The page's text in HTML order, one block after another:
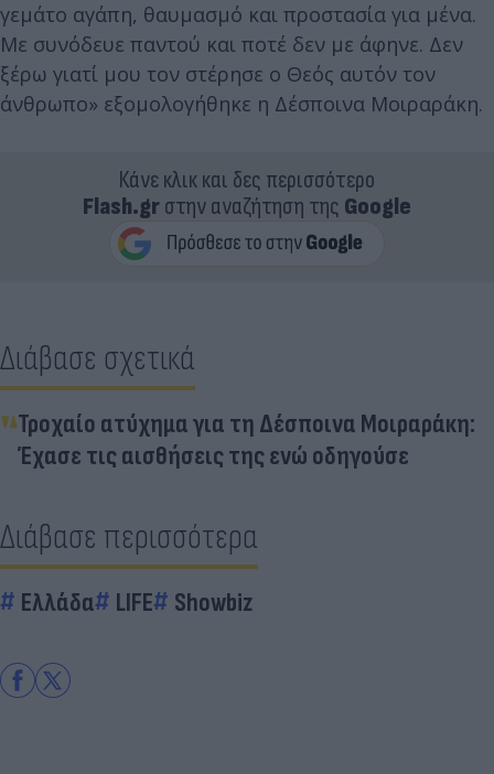
γεμάτο αγάπη, θαυμασμό και προστασία για μένα.
Με συνόδευε παντού και ποτέ δεν με άφηνε. Δεν
ξέρω γιατί μου τον στέρησε ο Θεός αυτόν τον
άνθρωπο» εξομολογήθηκε η Δέσποινα Μοιραράκη.
Κάνε κλικ και δες περισσότερο
Flash.grστην αναζήτηση της Google
Διάβασε σχετικά
Τροχαίο ατύχημα για τη Δέσποινα Μοιραράκη:
Έχασε τις αισθήσεις της ενώ οδηγούσε
Διάβασε περισσότερα
Ελλάδα LIFE Showbiz